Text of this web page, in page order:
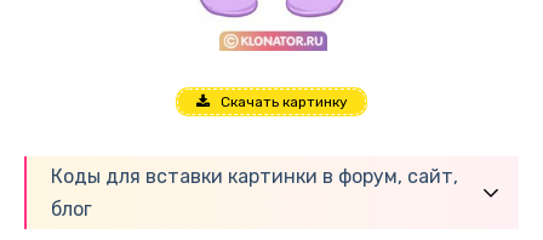
Скачать картинку
Коды для вставки картинки в форум, сайт,
блог